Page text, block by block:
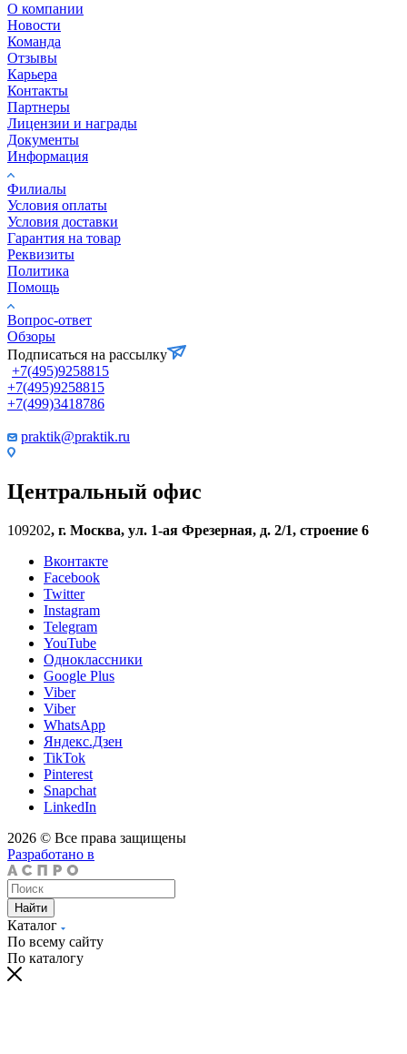
О компании
Новости
Команда
Отзывы
Карьера
Контакты
Партнеры
Лицензии и награды
Документы
Информация
Филиалы
Условия оплаты
Условия доставки
Гарантия на товар
Реквизиты
Политика
Помощь
Вопрос-ответ
Обзоры
Подписаться на рассылку
+7(495)9258815
+7(495)9258815
+7(499)3418786
praktik@praktik.ru
Центральный офис
109202, г. Москва, ул. 1-ая Фрезерная, д. 2/1, строение 6
Вконтакте
Facebook
Twitter
Instagram
Telegram
YouTube
Одноклассники
Google Plus
Viber
Viber
WhatsApp
Яндекс.Дзен
TikTok
Pinterest
Snapchat
LinkedIn
2026 © Все права защищены
Разработано в
Найти
Каталог
По всему сайту
По каталогу